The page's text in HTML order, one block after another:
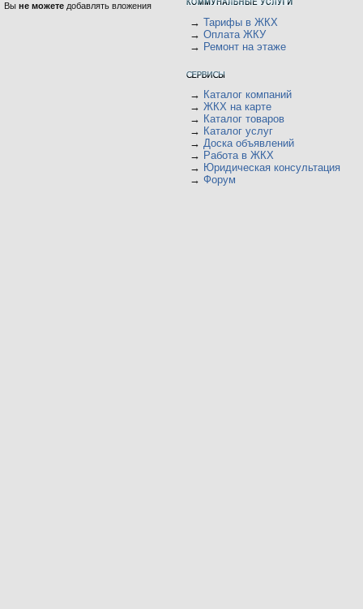
Вы не можете добавлять вложения
→ Тарифы в ЖКХ
→ Оплата ЖКУ
→ Ремонт на этаже
→ Каталог компаний
→ ЖКХ на карте
→ Каталог товаров
→ Каталог услуг
→ Доска объявлений
→ Работа в ЖКХ
→ Юридическая консультация
→ Форум